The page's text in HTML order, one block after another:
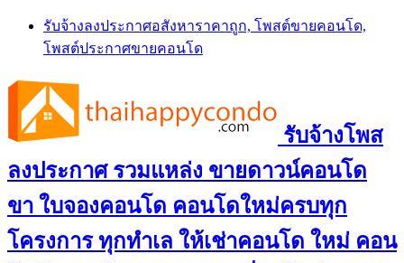
Skip
content
รับจ้างลงประกาศอสังหาราคาถูก, โพสต์ขายคอนโด,
โพสต์ประกาศขายคอนโด
รับจ้างโพส
ลงประกาศ รวมแหล่ง ขายดาวน์คอนโด
ขา ใบจองคอนโด คอนโดใหม่ครบทุก
โครงการ ทุกทำเล ให้เช่าคอนโด ใหม่ คอน